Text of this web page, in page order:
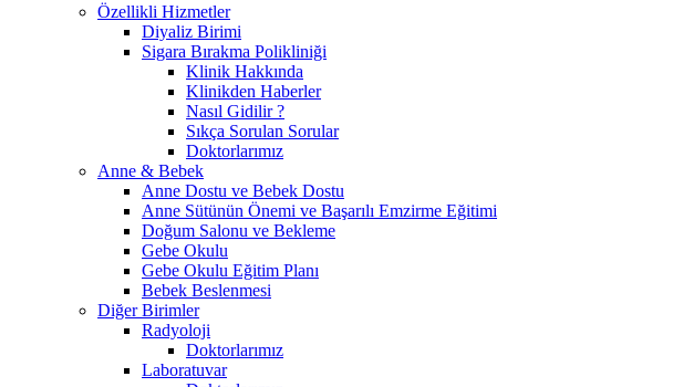
Özellikli Hizmetler
Diyaliz Birimi
Sigara Bırakma Polikliniği
Klinik Hakkında
Klinikden Haberler
Nasıl Gidilir ?
Sıkça Sorulan Sorular
Doktorlarımız
Anne & Bebek
Anne Dostu ve Bebek Dostu
Anne Sütünün Önemi ve Başarılı Emzirme Eğitimi
Doğum Salonu ve Bekleme
Gebe Okulu
Gebe Okulu Eğitim Planı
Bebek Beslenmesi
Diğer Birimler
Radyoloji
Doktorlarımız
Laboratuvar